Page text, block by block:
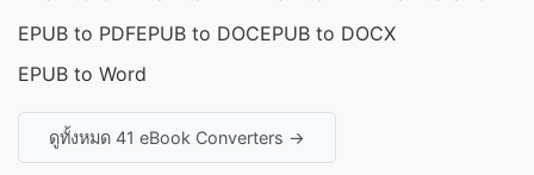
EPUB to PDFEPUB to DOCEPUB to DOCX
EPUB to Word
ดูทั้งหมด 41 eBook Converters →